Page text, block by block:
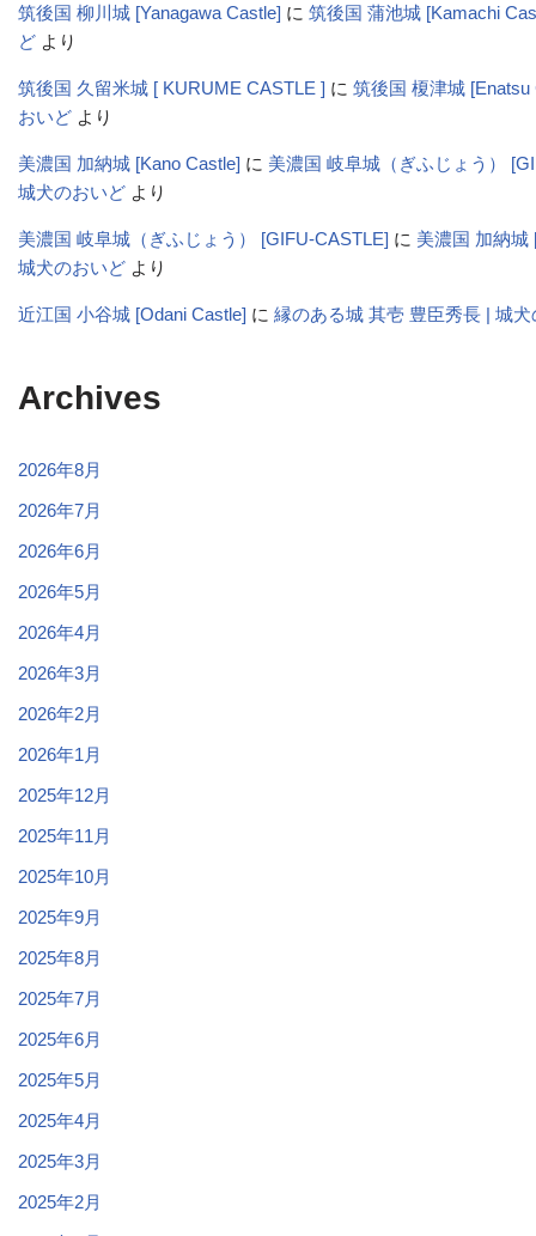
筑後国 柳川城 [Yanagawa Castle] に 筑後国 蒲池城 [Kamachi
ど より
筑後国 久留米城 [ KURUME CASTLE ] に 筑後国 榎津城 [Enatsu
おいど より
美濃国 加納城 [Kano Castle] に 美濃国 岐阜城（ぎふじょう）
城犬のおいど より
美濃国 岐阜城（ぎふじょう） [GIFU-CASTLE] に 美濃国 加納城
城犬のおいど より
近江国 小谷城 [Odani Castle] に 縁のある城 其壱 豊臣秀長 | 城
Archives
2026年8月
2026年7月
2026年6月
2026年5月
2026年4月
2026年3月
2026年2月
2026年1月
2025年12月
2025年11月
2025年10月
2025年9月
2025年8月
2025年7月
2025年6月
2025年5月
2025年4月
2025年3月
2025年2月